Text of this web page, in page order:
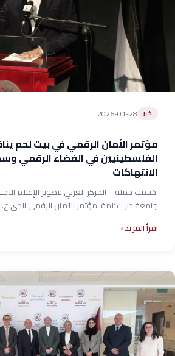
خبر 2026-01-28
مؤتمر الأمان الرقمي في بيت لحم
الفلسطينيين في الفضاء الرقمي
الانتهاكات
اختتمت حملة – المركز العربي لتطوير الإعلام
جامعة دار الكلمة، مؤتمر الأمان الرقمي الذي
اقرأ المزيد